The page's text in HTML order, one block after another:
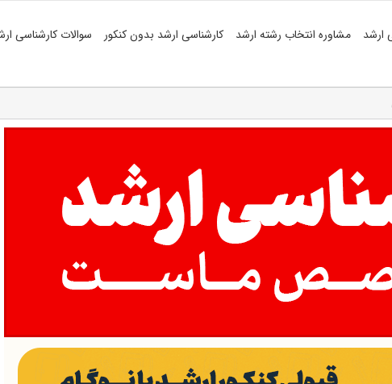
ارشد مشاوره انتخاب رشته ارشد کارشناسی ارشد بدون کنکور سوالات کارشناسی